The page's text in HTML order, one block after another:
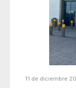
11 de diciembre